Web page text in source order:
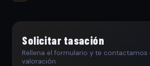
Solicitar tasación
Rellena el formulario y te contactamos
valoración